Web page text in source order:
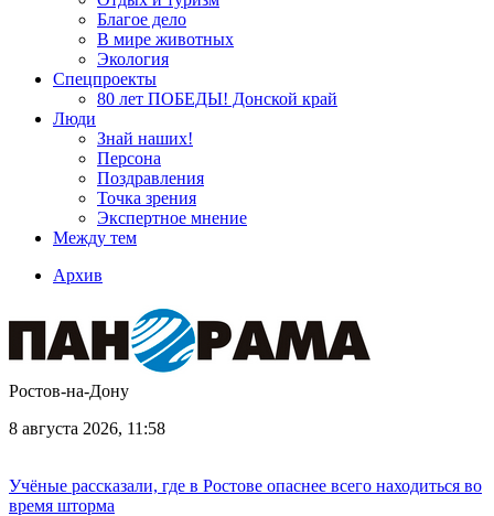
Благое дело
В мире животных
Экология
Спецпроекты
80 лет ПОБЕДЫ! Донской край
Люди
Знай наших!
Персона
Поздравления
Точка зрения
Экспертное мнение
Между тем
Архив
Ростов-на-Дону
8 августа 2026, 11:58
Учёные рассказали, где в Ростове опаснее всего находиться во
время шторма